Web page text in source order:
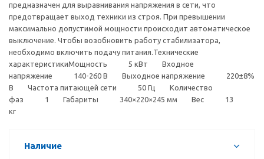
предназначен для выравнивания напряжения в сети, что
предотвращает выход техники из строя. При превышении
максимально допустимой мощности происходит автоматическое
выключение. Чтобы возобновить работу стабилизатора,
необходимо включить подачу питания.Технические
характеристикиМощность 5 кВт Входное
напряжение 140-260 В Выходное напряжение 220±8%
В Частота питающей сети 50 Гц Количество
фаз 1 Габариты 340×220×245 мм Вес 13
кг
Наличие